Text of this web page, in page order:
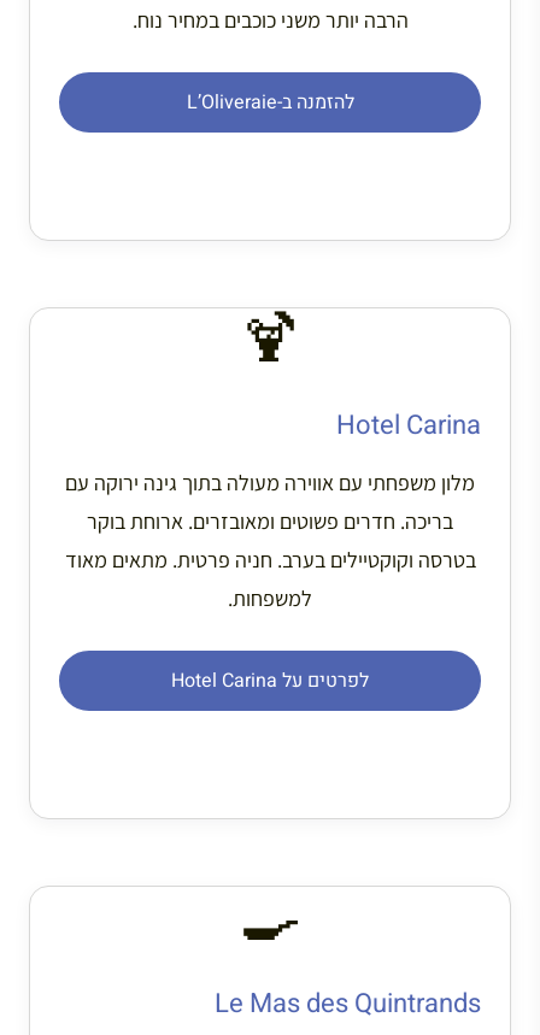
הרבה יותר משני כוכבים במחיר נוח.
להזמנה ב-L’Oliveraie
🍹
Hotel Carina
מלון משפחתי עם אווירה מעולה בתוך גינה ירוקה עם
בריכה. חדרים פשוטים ומאובזרים. ארוחת בוקר
בטרסה וקוקטיילים בערב. חניה פרטית. מתאים מאוד
למשפחות.
לפרטים על Hotel Carina
🍳
Le Mas des Quintrands